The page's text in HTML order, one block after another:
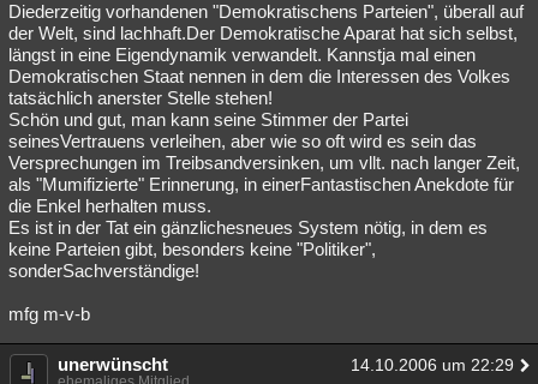
Diederzeitig vorhandenen "Demokratischens Parteien", überall auf
der Welt, sind lachhaft.Der Demokratische Aparat hat sich selbst,
längst in eine Eigendynamik verwandelt. Kannstja mal einen
Demokratischen Staat nennen in dem die Interessen des Volkes
tatsächlich anerster Stelle stehen!
Schön und gut, man kann seine Stimmer der Partei
seinesVertrauens verleihen, aber wie so oft wird es sein das
Versprechungen im Treibsandversinken, um vllt. nach langer Zeit,
als "Mumifizierte" Erinnerung, in einerFantastischen Anekdote für
die Enkel herhalten muss.
Es ist in der Tat ein gänzlichesneues System nötig, in dem es
keine Parteien gibt, besonders keine "Politiker",
sonderSachverständige!
mfg m-v-b
unerwünscht 14.10.2006 um 22:29